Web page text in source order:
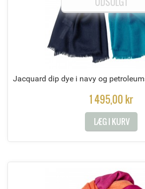
Jacquard dip dye i navy og
1 495,00 kr
LÆG I KURV